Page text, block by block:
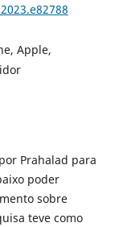
Apple,
Prahalad para
poder
sobre
teve como